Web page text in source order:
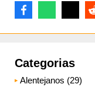
Categorias
Alentejanos (29)